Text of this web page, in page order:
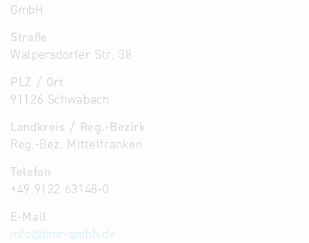
GmbH
Straße
Walpersdorfer Str. 38
PLZ / Ort
91126 Schwabach
Landkreis / Reg.-Bezirk
Reg.-Bez. Mittelfranken
Telefon
+49 9122 63148-0
E-Mail
info@bmr-gmbh.de